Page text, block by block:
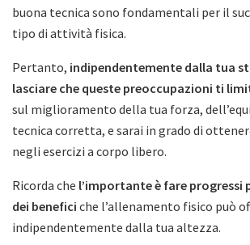
buona tecnica sono fondamentali per il
tipo di attività fisica.
Pertanto, indipendentemente dalla tua
lasciare che queste preoccupazioni ti
sul miglioramento della tua forza,
tecnica corretta, e sarai in grado di
negli esercizi a corpo libero.
Ricorda che l’importante è fare progressi
dei benefici che l’allenamento fisico può
indipendentemente dalla tua altezza.